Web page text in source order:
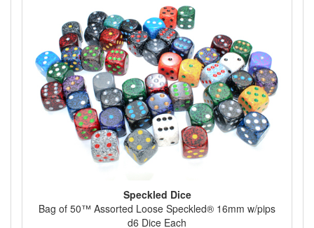
Speckled Dice
Bag of 50™ Assorted Loose Speckled® 16mm w/pips
d6 Dice Each